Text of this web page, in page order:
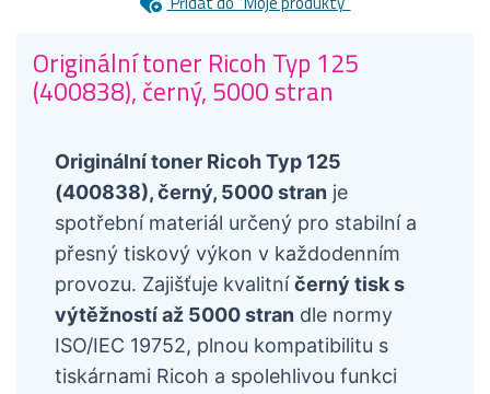
Originální toner Ricoh Typ 125
(400838), černý, 5000 stran
Originální toner Ricoh Typ 125
(400838), černý, 5000 stran je
spotřební materiál určený pro stabilní a
přesný tiskový výkon v každodenním
provozu. Zajišťuje kvalitníčerný tisk s
výtěžností až 5000 stran dle normy
ISO/IEC 19752, plnou kompatibilitu s
tiskárnami Ricoh a spolehlivou funkci